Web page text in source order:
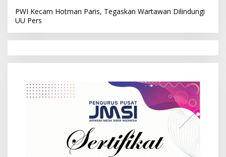
PWI Kecam Hotman Paris, Tegaskan Wartawan Dilindungi
UU Pers